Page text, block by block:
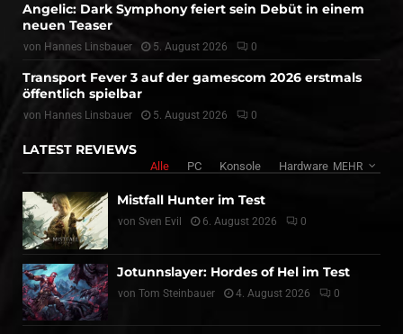
Angelic: Dark Symphony feiert sein Debüt in einem
neuen Teaser
von Hannes Linsbauer 5. August 2026 0
Transport Fever 3 auf der gamescom 2026 erstmals
öffentlich spielbar
von Hannes Linsbauer 5. August 2026 0
LATEST REVIEWS
Alle PC Konsole Hardware MEHR
Mistfall Hunter im Test
von Sven Evil 6. August 2026 0
Jotunnslayer: Hordes of Hel im Test
von Tom Steinbauer 4. August 2026 0